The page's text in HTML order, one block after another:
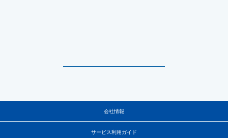
会社情報
サービス利用ガイド